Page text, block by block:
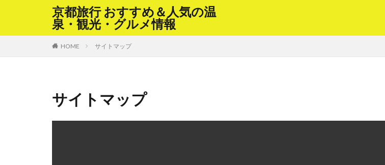
京都旅行 おすすめ＆人気の温
泉・観光・グルメ情報
HOME サイトマップ
サイトマップ